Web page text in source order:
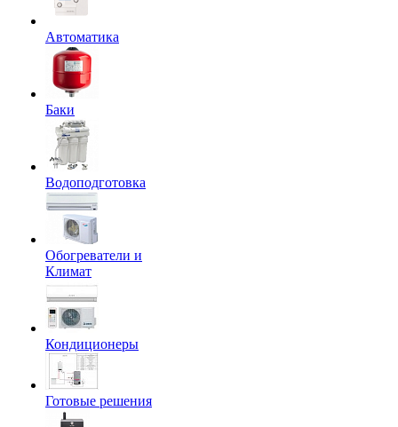
Автоматика
Баки
Водоподготовка
Обогреватели и
Климат
Кондиционеры
Готовые решения